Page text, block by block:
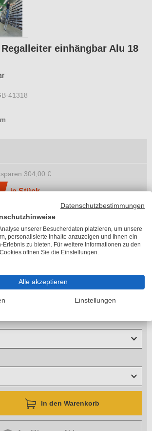
einhängbar Alu 18
41318
304,00 €
je Stück
In den Warenkorb
Datenschutzbestimmungen
unserer Besucherdaten platzieren, um unsere
personalisierte Inhalte anzuzeigen und Ihnen ein
Erlebnis zu bieten. Für weitere Informationen zu den
öffnen Sie die Einstellungen.
Alle akzeptieren
Einstellungen